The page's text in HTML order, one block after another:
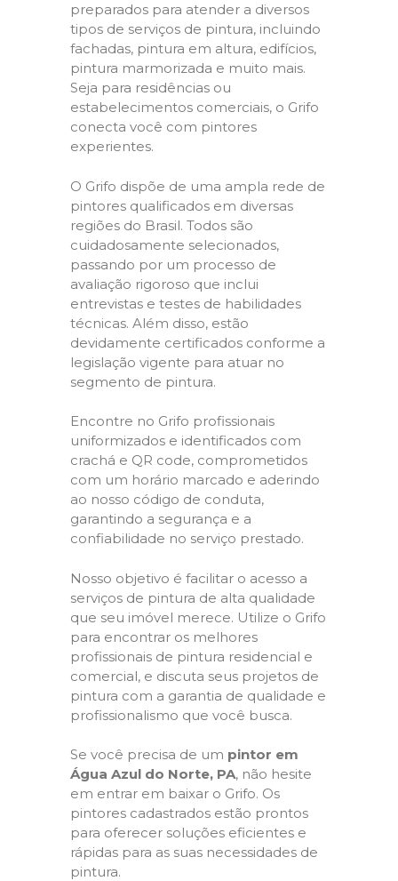
preparados para atender a diversos
tipos de serviços de pintura, incluindo
fachadas, pintura em altura, edifícios,
pintura marmorizada e muito mais.
Seja para residências ou
estabelecimentos comerciais, o Grifo
conecta você com pintores
experientes.
O Grifo dispõe de uma ampla rede de
pintores qualificados em diversas
regiões do Brasil. Todos são
cuidadosamente selecionados,
passando por um processo de
avaliação rigoroso que inclui
entrevistas e testes de habilidades
técnicas. Além disso, estão
devidamente certificados conforme a
legislação vigente para atuar no
segmento de pintura.
Encontre no Grifo profissionais
uniformizados e identificados com
crachá e QR code, comprometidos
com um horário marcado e aderindo
ao nosso código de conduta,
garantindo a segurança e a
confiabilidade no serviço prestado.
Nosso objetivo é facilitar o acesso a
serviços de pintura de alta qualidade
que seu imóvel merece. Utilize o Grifo
para encontrar os melhores
profissionais de pintura residencial e
comercial, e discuta seus projetos de
pintura com a garantia de qualidade e
profissionalismo que você busca.
Se você precisa de um pintor em
Água Azul do Norte, PA, não hesite
em entrar em baixar o Grifo. Os
pintores cadastrados estão prontos
para oferecer soluções eficientes e
rápidas para as suas necessidades de
pintura.